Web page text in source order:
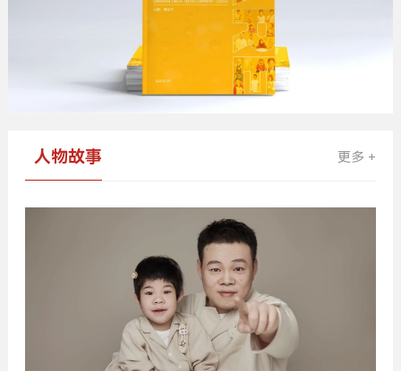
人物故事 更多 +